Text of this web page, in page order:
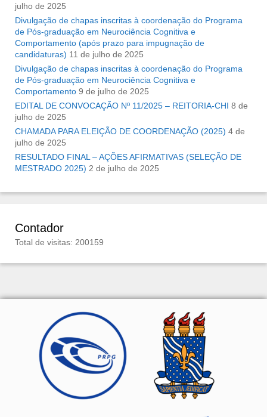
julho de 2025
Divulgação de chapas inscritas à coordenação do Programa
de Pós-graduação em Neurociência Cognitiva e
Comportamento (após prazo para impugnação de
candidaturas) 11 de julho de 2025
Divulgação de chapas inscritas à coordenação do Programa
de Pós-graduação em Neurociência Cognitiva e
Comportamento 9 de julho de 2025
EDITAL DE CONVOCAÇÃO Nº 11/2025 – REITORIA-CHI 8 de
julho de 2025
CHAMADA PARA ELEIÇÃO DE COORDENAÇÃO (2025) 4 de
julho de 2025
RESULTADO FINAL – AÇÕES AFIRMATIVAS (SELEÇÃO DE
MESTRADO 2025) 2 de julho de 2025
Contador
Total de visitas: 200159